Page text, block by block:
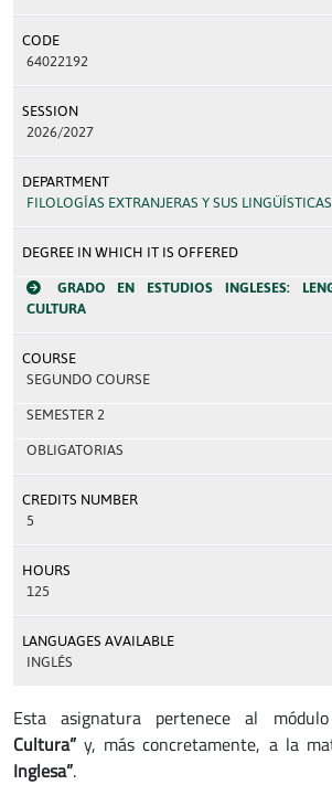
CODE
64022192
SESSION
2026/2027
DEPARTMENT
FILOLOGÍAS EXTRANJERAS Y SUS LINGÜÍSTICAS
DEGREE IN WHICH IT IS OFFERED
GRADO EN ESTUDIOS INGLESES:
CULTURA
COURSE
SEGUNDO COURSE
SEMESTER 2
OBLIGATORIAS
CREDITS NUMBER
5
HOURS
125
LANGUAGES AVAILABLE
INGLÉS
Esta asignatura pertenece al
Cultura” y, más concretamente, a la
Inglesa”.